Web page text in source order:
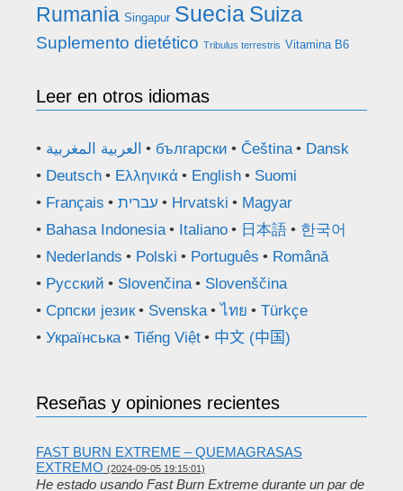
Rumania Singapur Suecia Suiza
Suplemento dietético Tribulus terrestris Vitamina B6
Leer en otros idiomas
العربية المغربية български Čeština
Dansk
Deutsch
Ελληνικά English
Suomi
Français
עברית Hrvatski
Magyar
Bahasa Indonesia
Italiano 日本語
한국어
Nederlands
Polski Português
Română
Русский
Slovenčina
Slovenščina
Српски језик
Svenska ไทย
Türkçe
Українська
Tiếng Việt 中文 (中国)
Reseñas y opiniones recientes
FAST BURN EXTREME – QUEMAGRASAS
EXTREMO (2024-09-05 19:15:01)
He estado usando Fast Burn Extreme durante un par de